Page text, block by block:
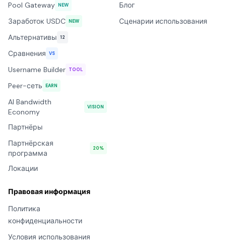
Pool Gateway NEW
Заработок USDC NEW
Альтернативы 12
Сравнения VS
Username Builder TOOL
Peer-сеть EARN
AI Bandwidth
Economy
VISION
Партнёры
Партнёрская
программа
20%
Локации
Блог
Сценарии использования
Правовая информация
Политика
конфиденциальности
Условия использования